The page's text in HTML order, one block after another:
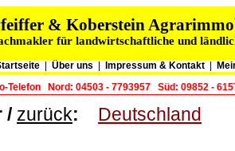
& Koberstein
für landwirtschaftliche und
Über uns Impressum & Kontakt
Telefon
Nord: 04503 - 7793957 Süd: 09852 -
/ zurück: Deutschland